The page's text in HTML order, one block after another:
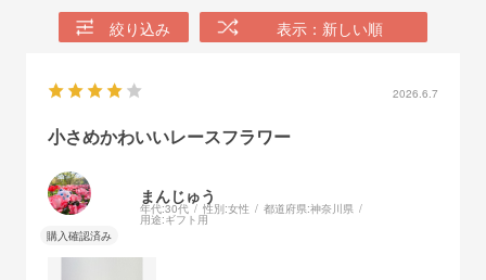
絞り込み 表示：新しい順
2026.6.7
小さめかわいいレースフラワー
まんじゅう
年代:30代 性別:女性 都道府県:神奈川県
用途:ギフト用